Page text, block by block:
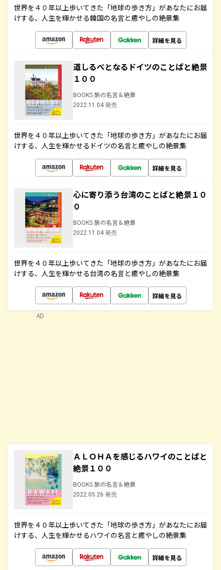
世界を４０年以上歩いてきた「地球の歩き方」があなたにお届
けする、人生を輝かせる韓国の名言と癒やしの絶景集
詳細を見る
道しるべとなるドイツのことばと絶景
１００
BOOKS 旅の名言＆絶景
2022.11.04 発売
世界を４０年以上歩いてきた「地球の歩き方」があなたにお届
けする、人生を輝かせるドイツの名言と癒やしの絶景集
詳細を見る
心に寄り添う台湾のことばと絶景１０
０
BOOKS 旅の名言＆絶景
2022.11.04 発売
世界を４０年以上歩いてきた「地球の歩き方」があなたにお届
けする、人生を輝かせる台湾の名言と癒やしの絶景集
詳細を見る
ＡＬＯＨＡを感じるハワイのことばと
絶景１００
BOOKS 旅の名言＆絶景
2022.05.26 発売
世界を４０年以上歩いてきた「地球の歩き方」があなたにお届
けする、人生を輝かせるハワイの名言と癒やしの絶景集
詳細を見る
AD